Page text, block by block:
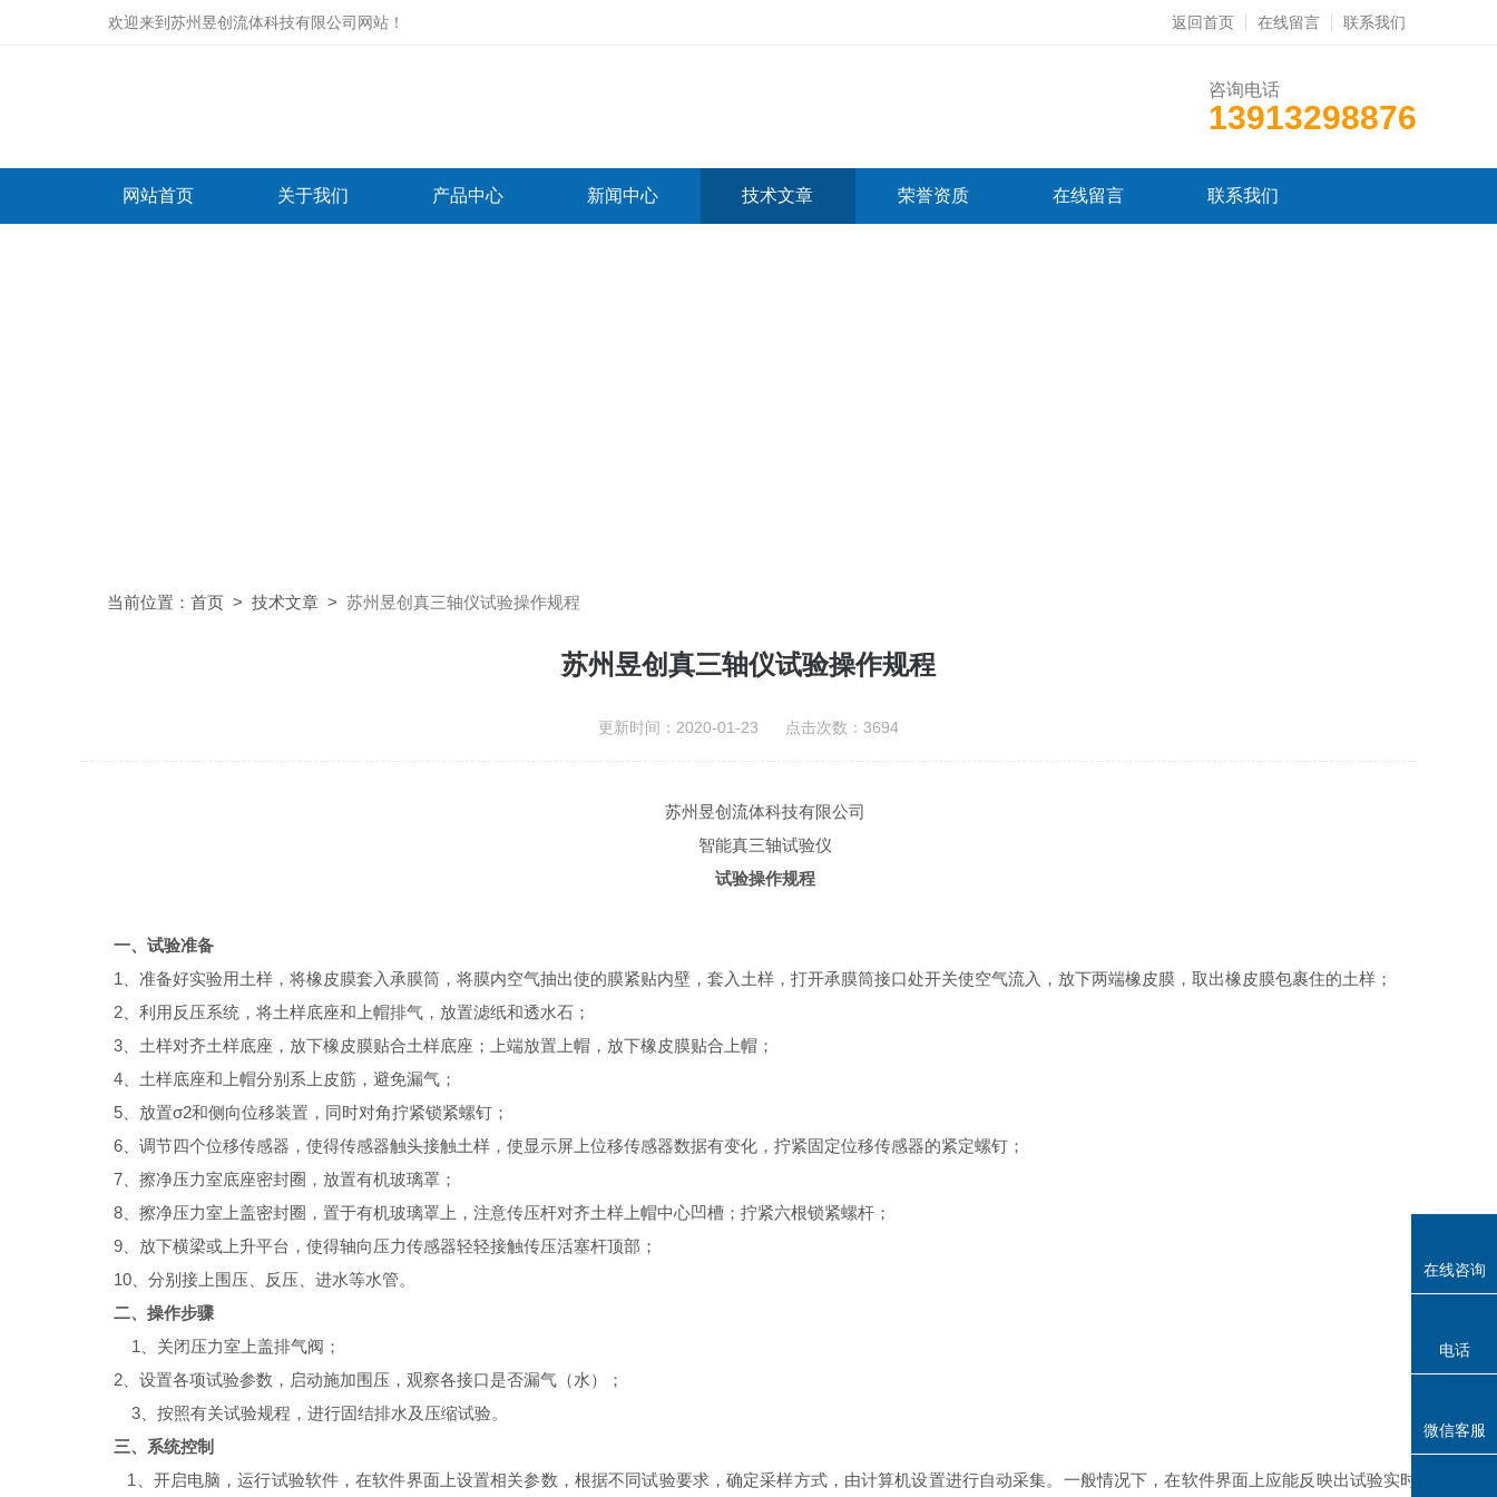
欢迎来到 苏州昱创流体科技有限公司网站 ！ 返回首页 在线留言 联系我们
咨询电话
13913298876
网站首页 关于我们 产品中心 新闻中心 技术文章 荣誉资质 在线留言 联系我们
当前位置： 首页 > 技术文章 > 苏州昱创真三轴仪试验操作规程
苏州昱创真三轴仪试验操作规程
更新时间：2020-01-23 点击次数：3694
苏州昱创流体科技有限公司
智能真三轴试验仪
试验操作规程
一、试验准备
1、准备好实验用土样，将橡皮膜套入 承膜筒，将膜内空气抽出使的膜紧贴内壁，套入土样，打开承膜筒接口处开关使空气流入，放下两端橡皮膜，取出橡皮膜包裹住的土样 ；
2、利用反压系统， 将土样底座和上帽排气，放置滤纸和透水石 ；
3、土样对齐土样底座，放下橡皮膜贴合土样底座；上端放置上帽，放下橡皮膜贴合上帽 ；
4、土样底座和上帽分别系上皮筋，避免漏气 ；
5、放置σ2和侧向位移装置， 同时对角拧紧锁紧螺钉；
6、调节四个位移传感器，使得传感器触头接触土样， 使显示屏上位移传感器数据有变化， 拧紧固定位移传感器的紧定螺钉；
7、擦净压力室底座密封圈，放置有机玻璃罩 ；
8、擦净压力室上盖密封圈，置于有机玻璃罩上，注意传压杆对齐土样上帽中心凹槽；拧紧六根锁紧螺杆 ；
9、放下横梁或上升平台 ，使得轴向压力传感器轻轻接触传压活塞杆顶部；
10、 分别 接上围压、反压、进水等水管。
二、操作步骤
1、关闭压力室上盖排气阀 ；
2、设置各项试验参数，启动施加围压，观察各接口是否漏气（水）；
3、按照有关试验规程，进行固结排水及压缩试验。
三、系统控制
1、 开启电脑，运行试验软件，在软件界面上设置相关参数 ， 根据不同试验要求，确定采样方式， 由计算机设置进行自动采集。一般情况下，在软件界面上应能反映出试验实时
在线咨询
电话
微信客服